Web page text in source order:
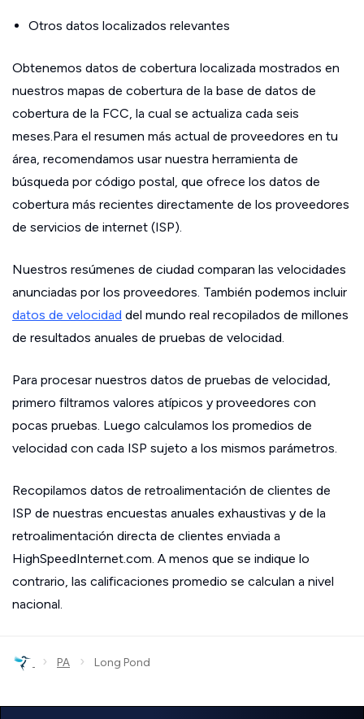
Otros datos localizados relevantes
Obtenemos datos de cobertura localizada mostrados en
nuestros mapas de cobertura de la base de datos de
cobertura de la FCC, la cual se actualiza cada seis
meses.Para el resumen más actual de proveedores en tu
área, recomendamos usar nuestra herramienta de
búsqueda por código postal, que ofrece los datos de
cobertura más recientes directamente de los proveedores
de servicios de internet (ISP).
Nuestros resúmenes de ciudad comparan las velocidades
anunciadas por los proveedores. También podemos incluir
datos de velocidad del mundo real recopilados de millones
de resultados anuales de pruebas de velocidad.
Para procesar nuestros datos de pruebas de velocidad,
primero filtramos valores atípicos y proveedores con
pocas pruebas. Luego calculamos los promedios de
velocidad con cada ISP sujeto a los mismos parámetros.
Recopilamos datos de retroalimentación de clientes de
ISP de nuestras encuestas anuales exhaustivas y de la
retroalimentación directa de clientes enviada a
HighSpeedInternet.com. A menos que se indique lo
contrario, las calificaciones promedio se calculan a nivel
nacional.
› PA › Long Pond